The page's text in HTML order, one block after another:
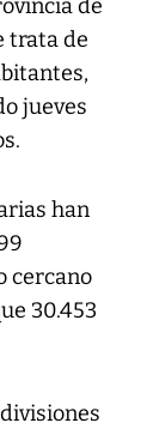
de
trata de
jueves
han
cercano
30.453